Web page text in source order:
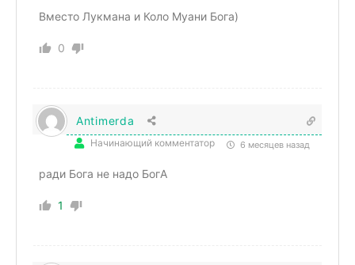
Вместо Лукмана и Коло Муани Бога)
0
Antimerda
Начинающий комментатор 6 месяцев назад
ради Бога не надо БогА
1